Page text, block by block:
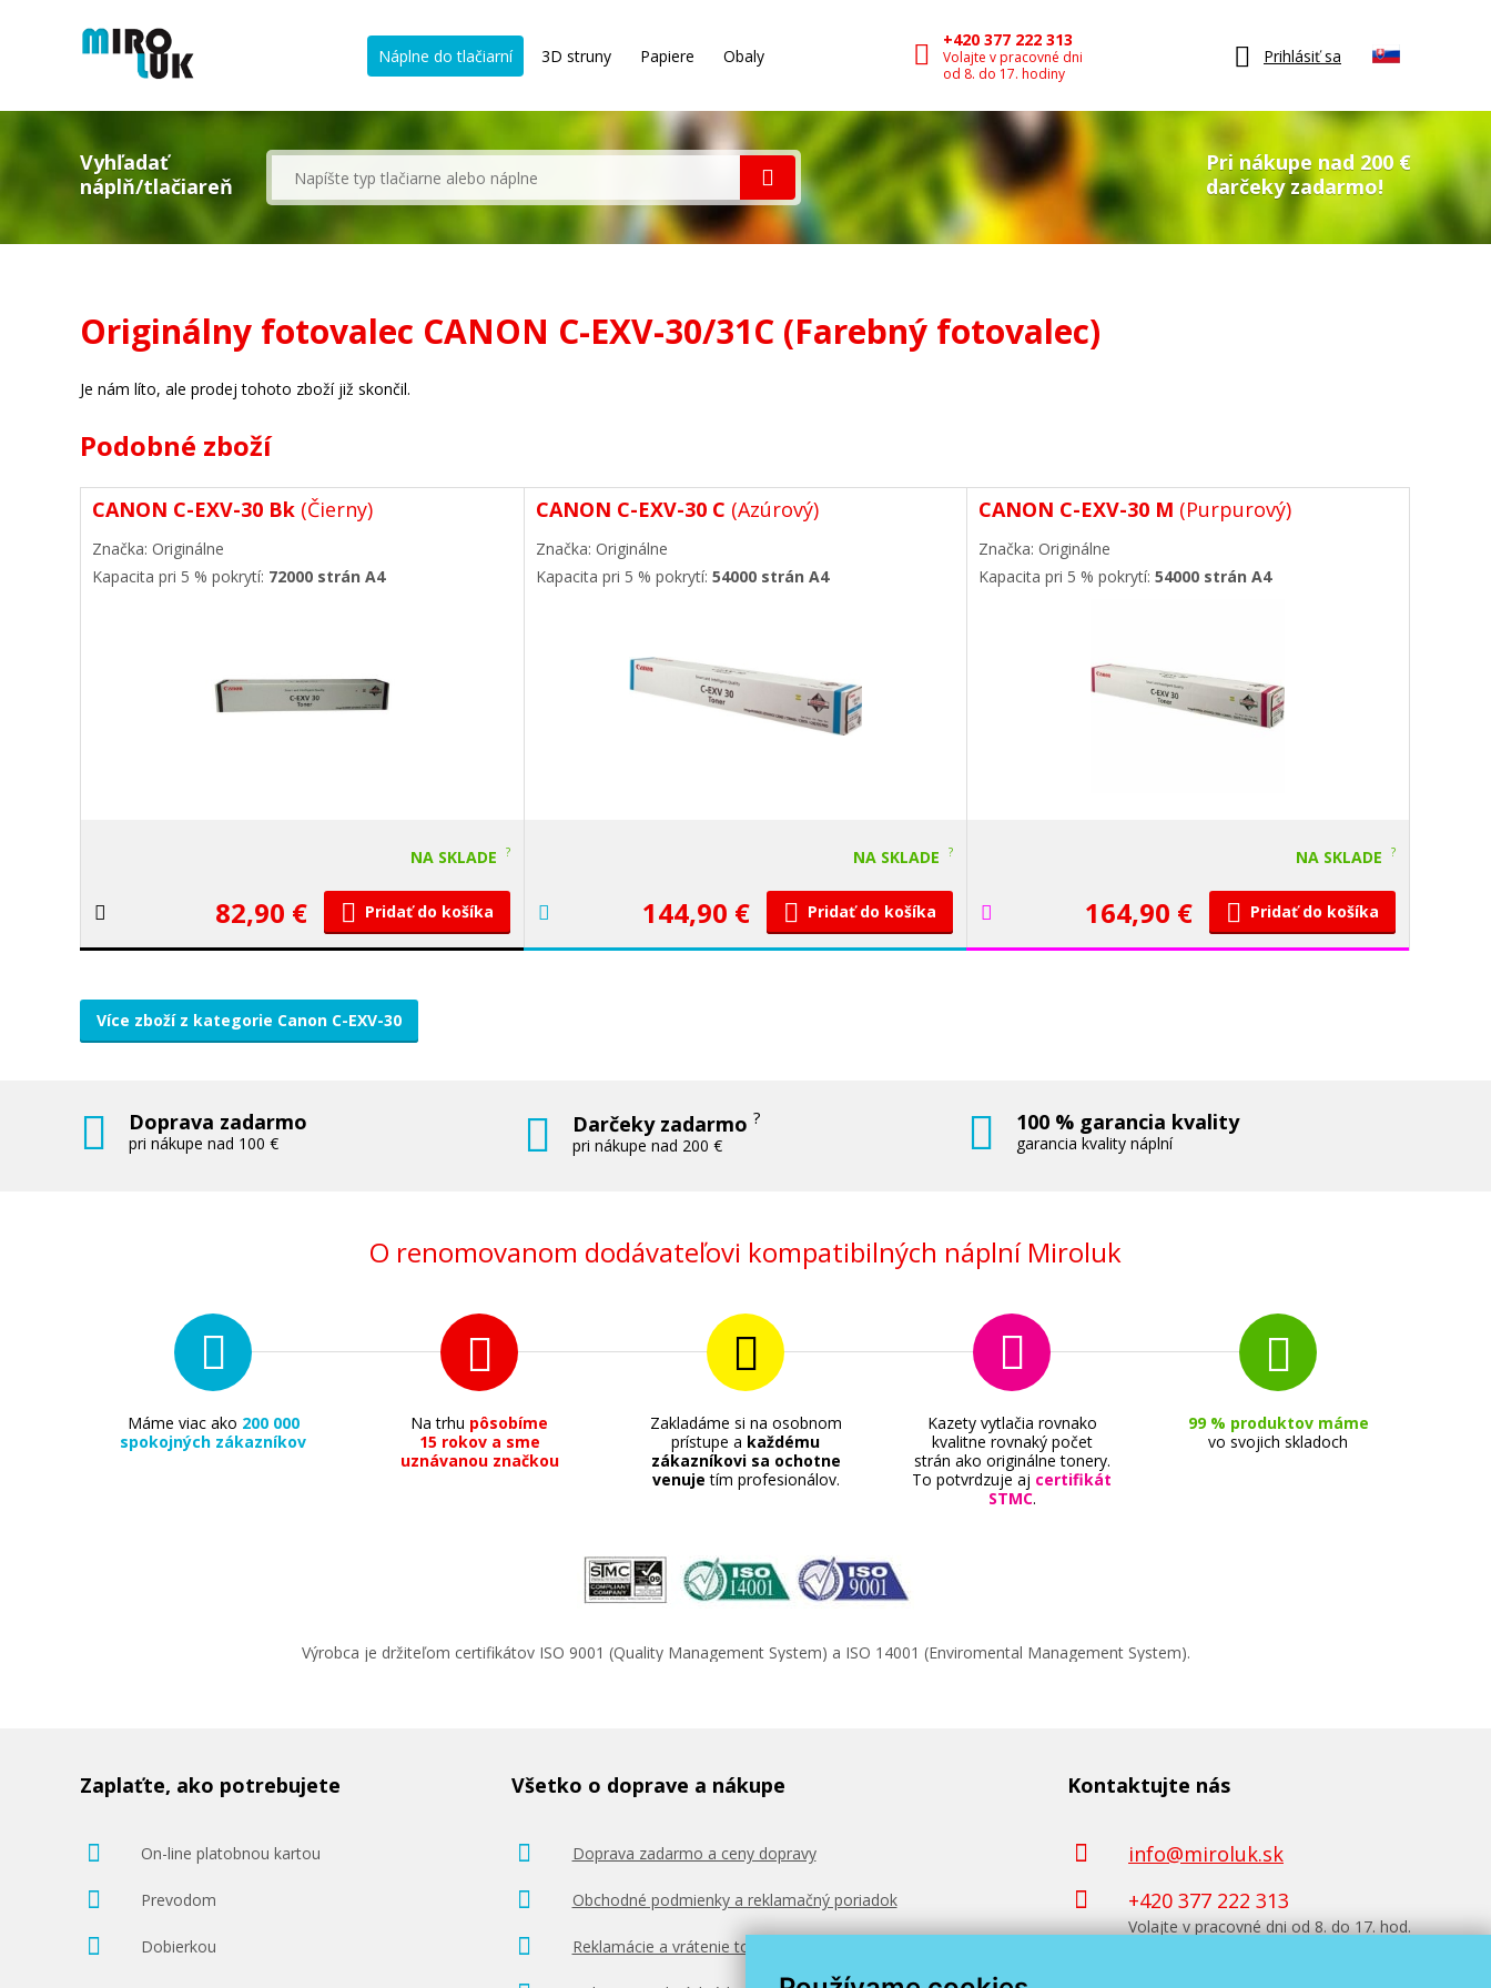
Náplne do tlačiarní 3D struny Papiere Obaly
+420 377 222 313
Volajte v pracovné dni
od 8. do 17. hodiny
Prihlásiť sa
Vyhľadať
náplň/tlačiareň
Pri nákupe nad 200 €
darčeky zadarmo!
Originálny fotovalec CANON C-EXV-30/31C (Farebný fotovalec)
Je nám líto, ale prodej tohoto zboží již skončil.
Podobné zboží
CANON C-EXV-30 Bk (Čierny)
Značka: Originálne
Kapacita pri 5 % pokrytí: 72000 strán A4
NA SKLADE ?
82,90 € Pridať do košíka
CANON C-EXV-30 C (Azúrový)
Značka: Originálne
Kapacita pri 5 % pokrytí: 54000 strán A4
NA SKLADE ?
144,90 € Pridať do košíka
CANON C-EXV-30 M (Purpurový)
Značka: Originálne
Kapacita pri 5 % pokrytí:54000 strán A4
NA SKLADE ?
164,90 € Pridať do košíka
Více zboží z kategorie Canon C-EXV-30
Doprava zadarmo
pri nákupe nad 100 €
Darčeky zadarmo?
pri nákupe nad 200 €
100 % garancia kvality
garancia kvality náplní
O renomovanom dodávateľovi kompatibilných náplní Miroluk
Máme viac ako 200 000
spokojných zákazníkov
Na trhu pôsobíme
15 rokov a sme
uznávanou značkou
Zakladáme si na osobnom
prístupe a každému
zákazníkovi sa ochotne
venuje tím profesionálov.
Kazety vytlačia rovnako
kvalitne rovnaký počet
strán ako originálne tonery.
To potvrdzuje aj certifikát
STMC.
99 % produktov máme
vo svojich skladoch
Výrobca je držiteľom certifikátov ISO 9001 (Quality Management System) a ISO 14001 (Enviromental Management System).
Zaplaťte, ako potrebujete
On-line platobnou kartou
Prevodom
Dobierkou
Všetko o doprave a nákupe
Doprava zadarmo a ceny dopravy
Obchodné podmienky a reklamačný poriadok
Reklamácie a vrátenie tovaru
Kontaktujte nás
info@miroluk.sk
+420 377 222 313
Volajte v pracovné dni od 8. do 17. hod.